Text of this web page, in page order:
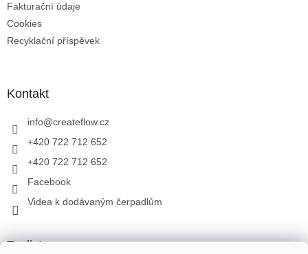
Fakturační údaje
Cookies
Recyklační příspěvek
Kontakt
info@createflow.cz
+420 722 712 652
+420 722 712 652
Facebook
Videa k dodávaným čerpadlům
Toplist